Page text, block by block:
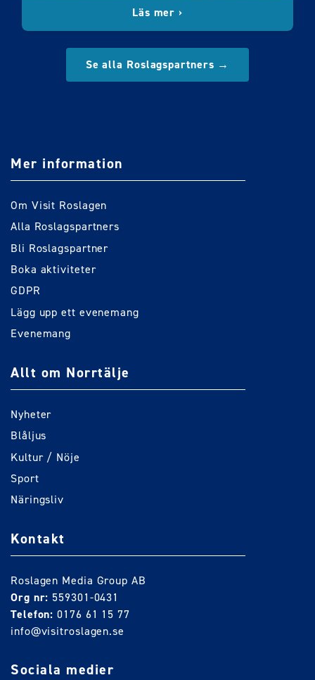
Läs mer ›
Se alla Roslagspartners →
Mer information
Om Visit Roslagen
Alla Roslagspartners
Bli Roslagspartner
Boka aktiviteter
GDPR
Lägg upp ett evenemang
Evenemang
Allt om Norrtälje
Nyheter
Blåljus
Kultur / Nöje
Sport
Näringsliv
Kontakt
Roslagen Media Group AB
Org nr: 559301-0431
Telefon: 0176 61 15 77
info@visitroslagen.se
Sociala medier